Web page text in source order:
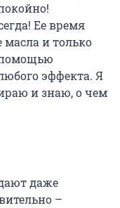
Ее время
и только
помощью
эффекта. Я
и знаю, о чем
даже
–